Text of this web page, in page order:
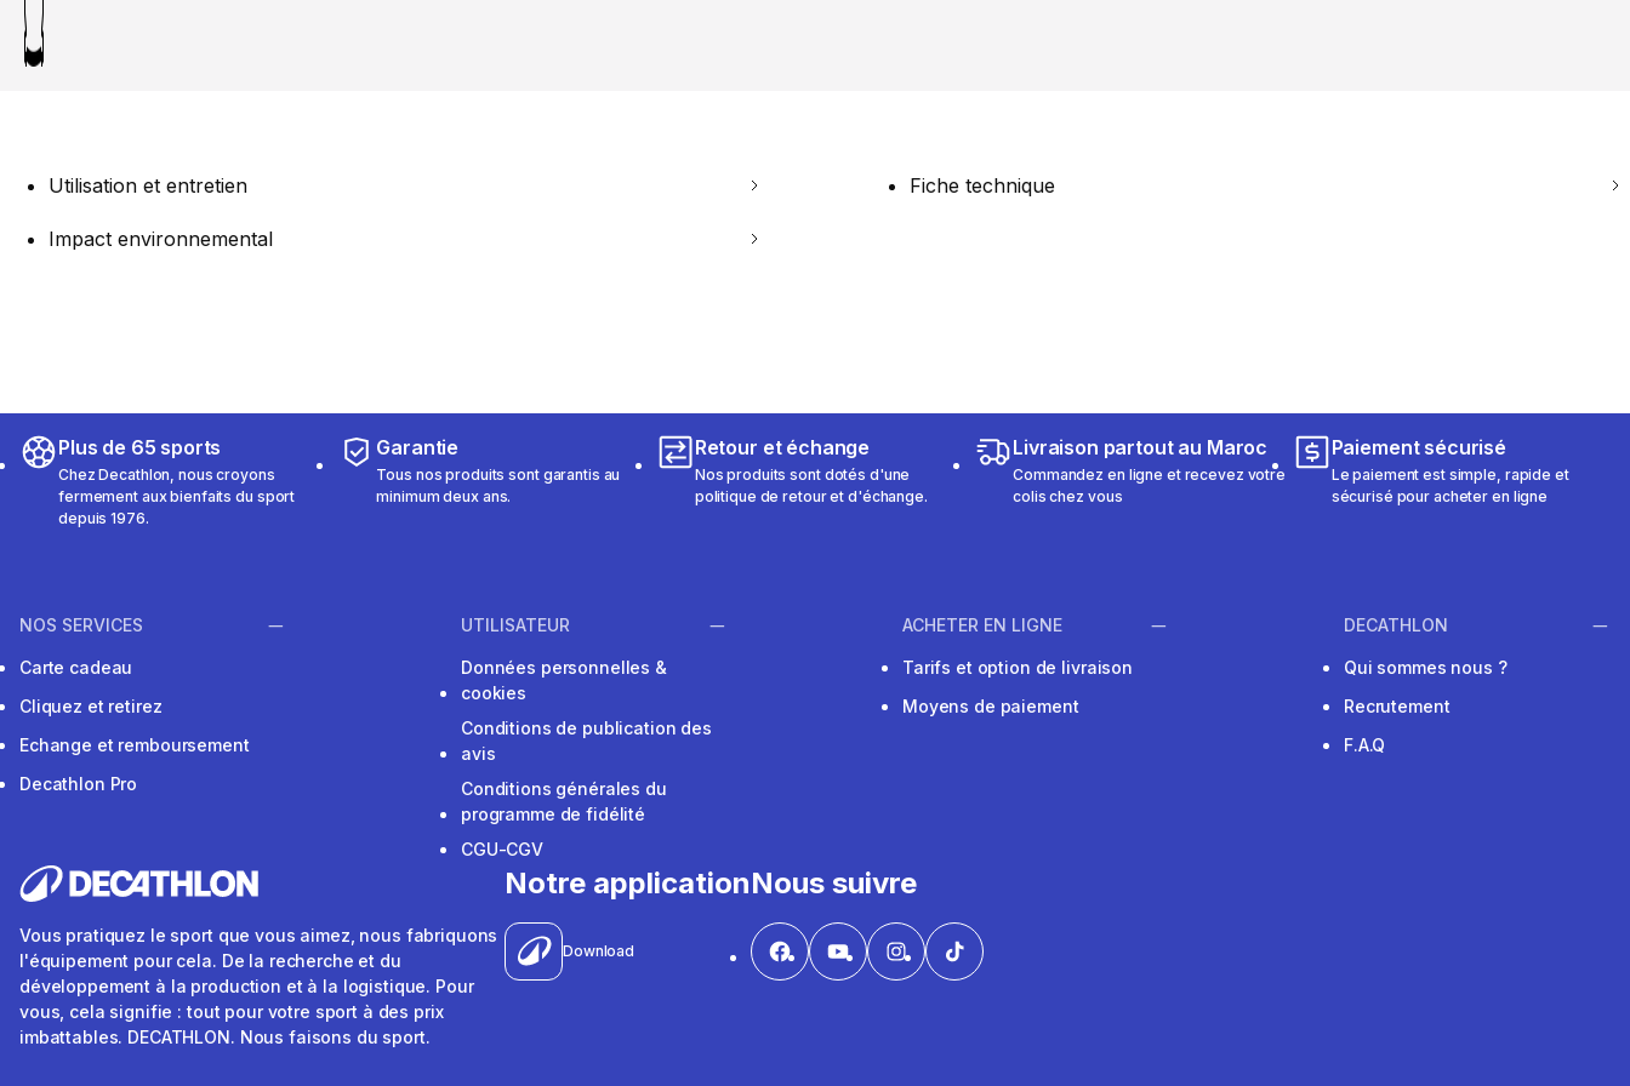
Utilisation et entretien Fiche technique
Impact environnemental
Plus de 65 sports
Chez Decathlon, nous croyons
fermement aux bienfaits du sport
depuis 1976.
Garantie
Tous nos produits sont garantis au
minimum deux ans.
Retour et échange
Nos produits sont dotés d'une
politique de retour et d'échange.
Livraison partout au Maroc
Commandez en ligne et recevez votre
colis chez vous
Paiement sécurisé
Le paiement est simple, rapide et
sécurisé pour acheter en ligne
NOS SERVICES
Carte cadeau
Cliquez et retirez
Echange et remboursement
Decathlon Pro
UTILISATEUR
Données personnelles &
cookies
Conditions de publication des
avis
Conditions générales du
programme de fidélité
CGU-CGV
ACHETER EN LIGNE
Tarifs et option de livraison
Moyens de paiement
DECATHLON
Qui sommes nous ?
Recrutement
F.A.Q
Vous pratiquez le sport que vous aimez, nous fabriquons
l'équipement pour cela. De la recherche et du
développement à la production et à la logistique. Pour
vous, cela signifie : tout pour votre sport à des prix
imbattables. DECATHLON. Nous faisons du sport.
Notre application
Download
Nous suivre